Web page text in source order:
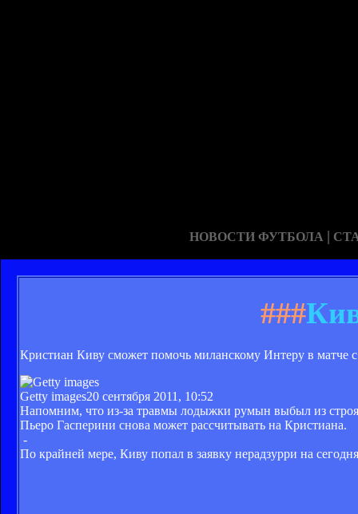
НОВОСТИ ФУТБОЛА |
###
Кристиан Киву сможет помочь миланскому Интеру в матче
Getty images20 сентября 2011, 10:52
Напомним, что из-за травмы лодыжки румын выбыл из
Пьеро Гасперини снова может рассчитывать на Кристиана.
-
По крайней мере, Киву попал в заявку нерадзурри на